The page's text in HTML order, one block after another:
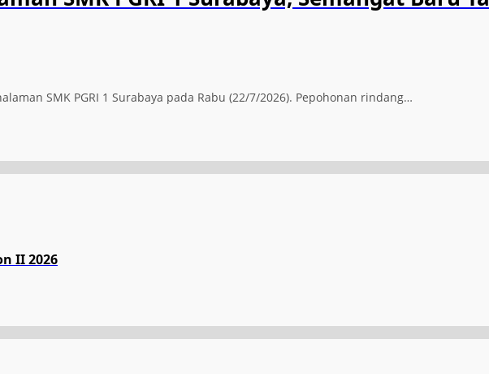
SMK PGRI 1 Surabaya pada Rabu (22/7/2026). Pepohonan rindang…
II 2026